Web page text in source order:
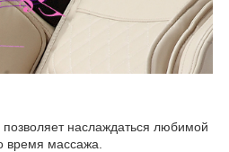
наслаждаться любимой
время массажа.